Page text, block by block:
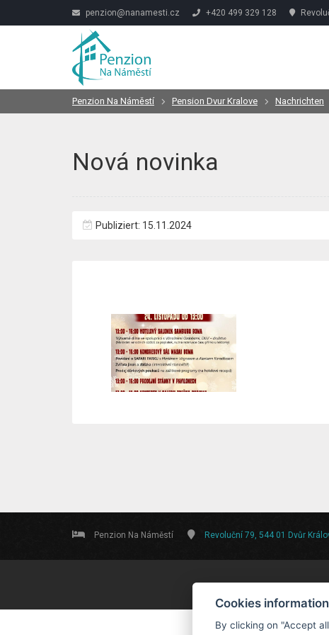
penzion@nanamesti.cz +420 499 329 128
Penzion Na Náměstí Pension Dvur Kralove Nachrichten
Nová novinka
Publiziert: 15.11.2024
Penzion Na Náměstí Revoluční 79, 544 01 Dvůr
Cookies information
By clicking on "Accept